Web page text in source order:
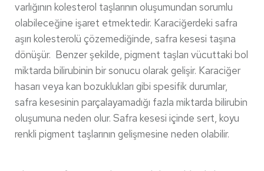
varlığının kolesterol taşlarının oluşumundan sorumlu
olabileceğine işaret etmektedir. Karaciğerdeki safra
aşırı kolesterolü çözemediğinde, safra kesesi taşına
dönüşür. Benzer şekilde, pigment taşları vücuttaki bol
miktarda bilirubinin bir sonucu olarak gelişir. Karaciğer
hasarı veya kan bozuklukları gibi spesifik durumlar,
safra kesesinin parçalayamadığı fazla miktarda bilirubin
oluşumuna neden olur. Safra kesesi içinde sert, koyu
renkli pigment taşlarının gelişmesine neden olabilir.